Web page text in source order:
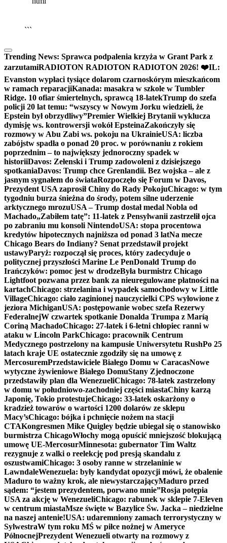
```
Trending News: Sprawca podpalenia krzyża w Grant Park z
zarzutamiRADIOTON RADIOTON RADIOTON 2026! ❤️IL:
Evanston wypłaci tysiące dolarom czarnoskórym mieszkańcom
w ramach reparacjiKanada: masakra w szkole w Tumbler
Ridge. 10 ofiar śmiertelnych, sprawcą 18-latekTrump do szefa
policji 20 lat temu: “wszyscy w Nowym Jorku wiedzieli, że
Epstein był obrzydliwy”Premier Wielkiej Brytanii wyklucza
dymisję ws. kontrowersji wokół EpsteinaZakończyły się
rozmowy w Abu Zabi ws. pokoju na UkrainieUSA: liczba
zabójstw spadła o ponad 20 proc. w porównaniu z rokiem
poprzednim – to największy jednoroczny spadek w
historiiDavos: Zełenski i Trump zadowoleni z dzisiejszego
spotkaniaDavos: Trump chce Grenlandii. Bez wojska – ale z
jasnym sygnałem do świataRozpoczęło się Forum w Davos,
Prezydent USA zaprosił Chiny do Rady PokojuChicago: w tym
tygodniu burza śnieżna do środy, potem silne uderzenie
arktycznego mrozuUSA – Trump dostał medal Nobla od
Machado„Zabiłem tatę”: 11-latek z Pensylwanii zastrzelił ojca
po zabraniu mu konsoli NintendoUSA: stopa procentowa
kredytów hipotecznych najniższa od ponad 3 latNa mecze
Chicago Bears do Indiany? Senat przedstawił projekt
ustawyParyż: rozpoczął się proces, który zadecyduje o
politycznej przyszłości Marine Le PenDonald Trump do
Irańczyków: pomoc jest w drodzeByła burmistrz Chicago
Lightfoot pozwana przez bank za nieuregulowane płatności na
kartachChicago: strzelanina i wypadek samochodowy w Little
VillageChicago: ciało zaginionej nauczycielki CPS wyłowione z
jeziora MichiganUSA: postępowanie wobec szefa Rezerwy
FederalnejW czwartek spotkanie Donalda Trumpa z Maríą
Coriną MachadoChicago: 27-latek i 6-letni chłopiec ranni w
ataku w Lincoln ParkChicago: pracownik Centrum
Medycznego postrzelony na kampusie Uniwersytetu RushPo 25
latach kraje UE ostatecznie zgodziły się na umowę z
MercosuremPrzedstawiciele Białego Domu w CaracasNowe
wytyczne żywieniowe Białego DomuStany Zjednoczone
przedstawiły plan dla WenezueliChicago: 78-latek zastrzelony
w domu w południowo-zachodniej części miastaChiny karzą
Japonię, Tokio protestujeChicago: 33-latek oskarżony o
kradzież towarów o wartości 1200 dolarów ze sklepu
Macy’sChicago: bójka i pchnięcie nożem na stacji
CTAKongresmen Mike Quigley będzie ubiegał się o stanowisko
burmistrza ChicagoWłochy mogą opuścić mniejszość blokującą
umowę UE-MercosurMinnesota: gubernator Tim Waltz
rezygnuje z walki o reelekcję pod presją skandalu z
oszustwamiChicago: 3 osoby ranne w strzelaninie w
LawndaleWenezuela: były kandydat opozycji mówi, że obalenie
Maduro to ważny krok, ale niewystarczającyMaduro przed
sądem: “jestem prezydentem, porwano mnie”Rosja potępia
USA za akcję w WenezueliChicago: rabunek w sklepie 7-Eleven
w centrum miastaMsze święte w Bazylice Św. Jacka – niedzielne
na naszej antenie!USA: udaremniony zamach terrorystyczny w
SylwestraW tym roku MŚ w piłce nożnej w Ameryce
PółnocnejPrezydent Wenezueli otwarty na rozmowy z